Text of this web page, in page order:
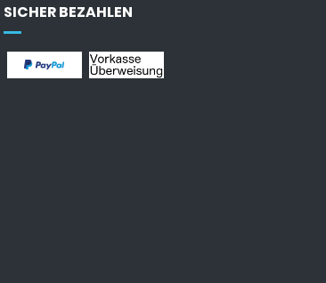
SICHER BEZAHLEN